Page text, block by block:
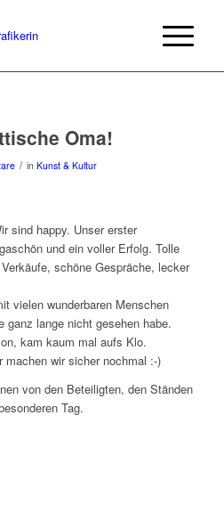
Oma!
/ in Kunst & Kultur
sind happy. Unser erster
und ein voller Erfolg. Tolle
schöne Gespräche, lecker
vielen wunderbaren Menschen
ganz lange nicht gesehen habe.
kam kaum mal aufs Klo.
wir sicher nochmal :-)
von den Beteiligten, den Ständen
Tag.